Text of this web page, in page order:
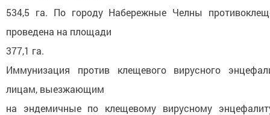
534,5 га. По городу Набережные Челны
проведена на площади
377,1 га.
Иммунизация против клещевого вирусного
лицам, выезжающим
на эндемичные по клещевому вирусному